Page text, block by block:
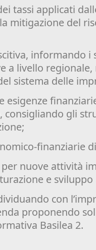
tassi applicati
mitigazione del
informando
a livello regionale,
sistema delle
esigenze
consigliando gli
finanziarie
per nuove attività
e sviluppo
con
proponendo
Basilea 2.